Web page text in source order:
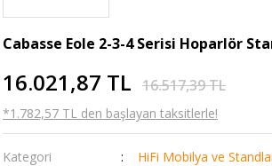
Cabasse Eole 2-3-4 Serisi Hoparlör
16.021,87 TL 16.517,39 TL
*1.782,57 TL den başlayan taksitlerle!
Kategori
HiFi Mobilya ve